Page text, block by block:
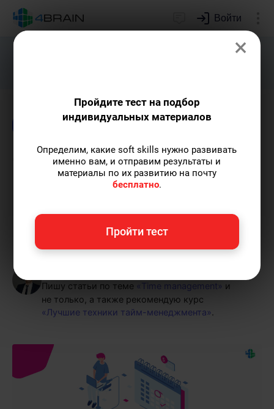
Войти
Подарим индивидуальный план
Time management
Современные технологии
как способ управления
Евгений Буянов— автор-популяризатор
Пишу статьи по теме «Time management» и
не только, а также рекомендую курс
«Лучшие техники тайм-менеджмента»
×
Пройдите тест на подбор
индивидуальных материалов
Определим, какие soft skills нужно развивать
именно вам, и отправим результаты и
материалы по их развитию на почту
бесплатно.
Пройти тест